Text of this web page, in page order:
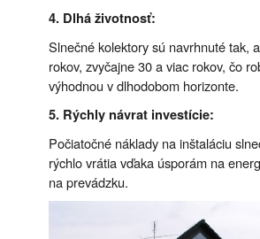
4. Dlhá životnosť:
Slnečné kolektory sú navrhnuté tak,
rokov, zvyčajne 30 a viac rokov, čo
výhodnou v dlhodobom horizonte.
5. Rýchly návrat investície:
Počiatočné náklady na inštaláciu
rýchlo vrátia vďaka úsporám na
na prevádzku.